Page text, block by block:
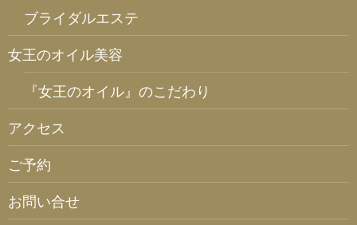
ブライダルエステ
女王のオイル美容
『女王のオイル』のこだわり
アクセス
ご予約
お問い合せ